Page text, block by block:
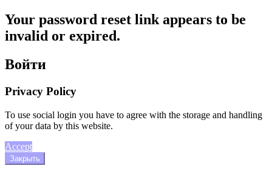
Your password reset link appears to be
invalid or expired.
Войти
Privacy Policy
To use social login you have to agree with the storage and handling
of your data by this website.
Accept
Закрыть